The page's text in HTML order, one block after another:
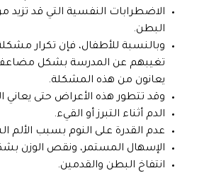
الاضطرابات النفسية التي قد تزيد
البطن.
وبالنسبة للأطفال، فإن تكرار
تغيبهم عن المدرسة بشكل مضاعف
يعانون من هذه المشكلة.
وقد تتطور هذه الأعراض حتى
الدم أثناء التبرز أو القيء.
عدم القدرة على النوم بسبب الألم
الإسهال المستمر، ونقص الوزن
انتفاخ البطن والقدمين.